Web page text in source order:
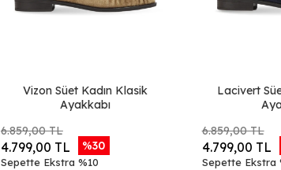
Vizon Süet Kadın Klasik
Ayakkabı
6.859,00 TL
4.799,00 TL %30
Sepette Ekstra %10
Lacivert
6.859,00 TL
4.799,00 TL
Sepette Ekstra